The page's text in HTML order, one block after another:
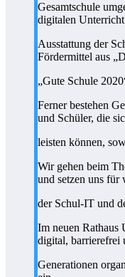
Gesamtschule
digitalen
Ausstattung der
Fördermittel aus
„Gute Schule
Ferner bestehen
und Schüler, die
leisten können,
Wir gehen beim
und setzen uns für
der Schul-IT und
Im neuen Rathaus
digital, barrierefrei
Generationen